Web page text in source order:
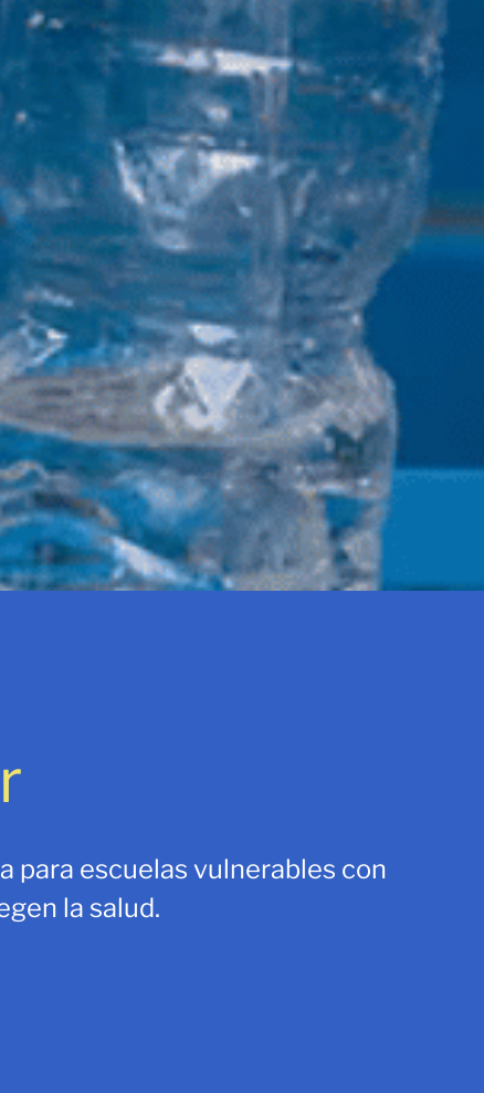
para escuelas vulnerables con
la salud.